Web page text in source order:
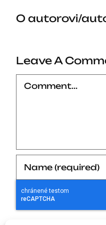
O autorovi/
Leave A
Comment